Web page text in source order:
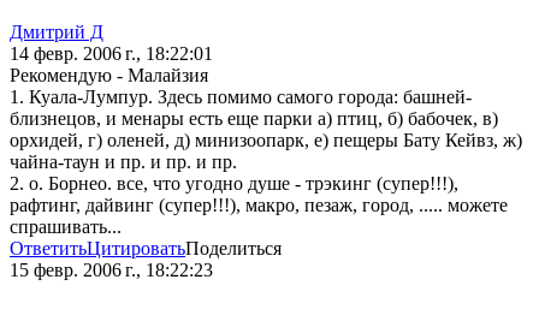
Дмитрий Д
14 февр. 2006 г., 18:22:01
Рекомендую - Малайзия
1. Куала-Лумпур. Здесь помимо самого города: башней-
близнецов, и менары есть еще парки а) птиц, б) бабочек, в)
орхидей, г) оленей, д) минизоопарк, е) пещеры Бату Кейвз, ж)
чайна-таун и пр. и пр. и пр.
2. о. Борнео. все, что угодно душе - трэкинг (супер!!!),
рафтинг, дайвинг (супер!!!), макро, пезаж, город, ..... можете
спрашивать...
ОтветитьЦитироватьПоделиться
15 февр. 2006 г., 18:22:23